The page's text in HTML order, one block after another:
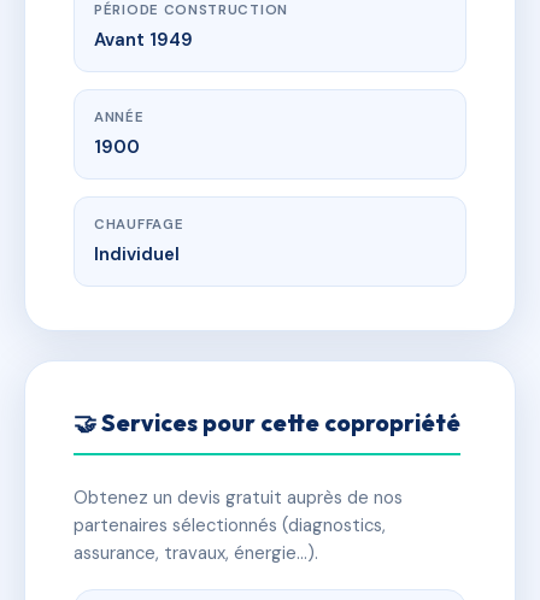
PÉRIODE CONSTRUCTION
Avant 1949
ANNÉE
1900
CHAUFFAGE
Individuel
🤝 Services pour cette copropriété
Obtenez un devis gratuit auprès de nos
partenaires sélectionnés (diagnostics,
assurance, travaux, énergie…).